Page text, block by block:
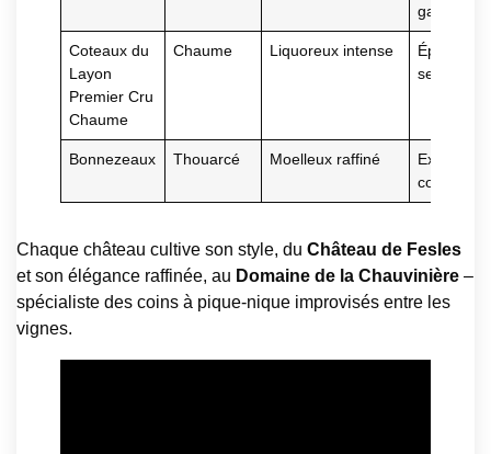
garde
Coteaux du
Layon
Premier Cru
Chaume
Chaume Liquoreux intense
Épices et
secs
Bonnezeaux Thouarcé Moelleux raffiné
Expressif
complexe
Chaque château cultive son style, du Château de Fesles
et son élégance raffinée, au Domaine de la Chauvinière –
spécialiste des coins à pique-nique improvisés entre les
vignes.